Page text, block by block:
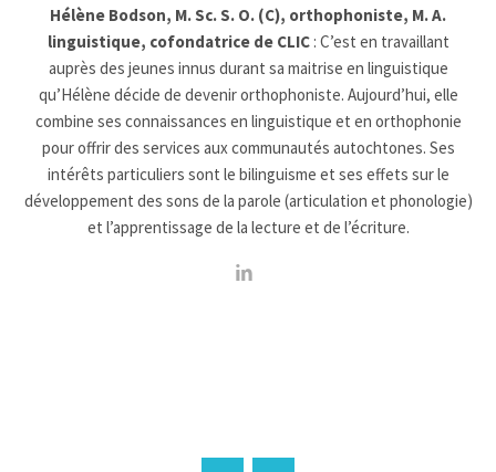
Hélène Bodson, M. Sc. S. O. (C), orthophoniste, M. A.
linguistique, cofondatrice de CLIC: C’est en travaillant
auprès des jeunes innus durant sa maitrise en linguistique
qu’Hélène décide de devenir orthophoniste. Aujourd’hui, elle
combine ses connaissances en linguistique et en orthophonie
pour offrir des services aux communautés autochtones. Ses
intérêts particuliers sont le bilinguisme et ses effets sur le
développement des sons de la parole (articulation et phonologie)
et l’apprentissage de la lecture et de l’écriture.